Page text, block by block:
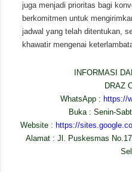
juga menjadi prioritas bagi
berkomitmen untuk
jadwal yang telah ditentukan,
khawatir mengenai
INFORMASI
DRAZ
WhatsApp : https://
Buka : Senin-
Website : https://
Alamat : Jl. Puskesmas